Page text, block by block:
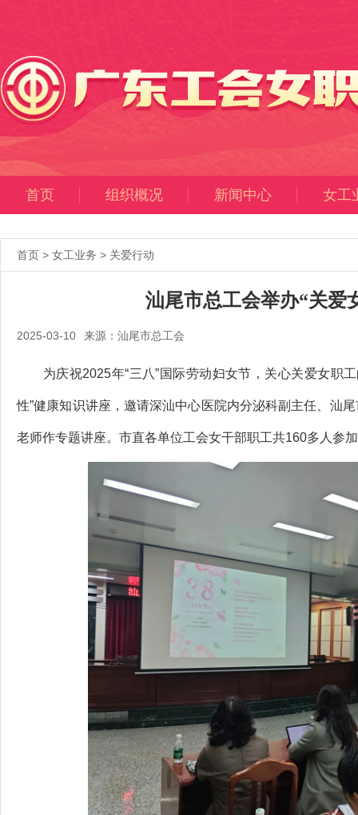
首页 组织概况 新闻中心 女工
首页 > 女工业务 > 关爱行动
汕尾市总工会举办“关爱
2025-03-10 来源：汕尾市总工会
为庆祝2025年“三八”国际劳动妇女节，关心关爱女职
性”健康知识讲座，邀请深汕中心医院内分泌科副主任、汕
老师作专题讲座。市直各单位工会女干部职工共160多人参